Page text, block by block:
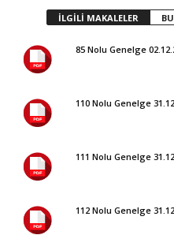
İLGİLİ MAKALELER
85 Nolu Genelge
110 Nolu Genelge
111 Nolu Genelge
112 Nolu Genelge